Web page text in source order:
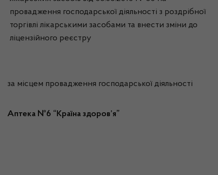
провадження господарської діяльності з роздрібної
торгівлі лікарськими засобами та внести зміни до
ліцензійного реєстру
за місцем провадження господарської діяльності
Аптека №6 “Країна здоров’я”